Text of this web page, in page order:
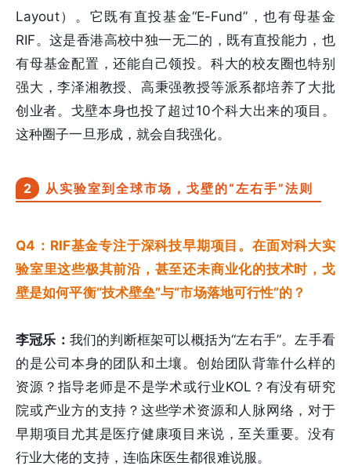
Layout）。它既有直投基金“E-Fund”，也有母基金
RIF。这是香港高校中独一无二的，既有直投能力，也
有母基金配置，还能自己领投。科大的校友圈也特别
强大，李泽湘教授、高秉强教授等派系都培养了大批
创业者。戈壁本身也投了超过10个科大出来的项目。
这种圈子一旦形成，就会自我强化。
2 从实验室到全球市场，戈壁的“左右手”法则
Q4：RIF基金专注于深科技早期项目。在面对科大实
验室里这些极其前沿，甚至还未商业化的技术时，戈
壁是如何平衡“技术壁垒”与“市场落地可行性”的？
李冠乐： 我们的判断框架可以概括为“左右手”。左手看
的是公司本身的团队和土壤。创始团队背靠什么样的
资源？指导老师是不是学术或行业KOL？有没有研究
院或产业方的支持？这些学术资源和人脉网络，对于
早期项目尤其是医疗健康项目来说，至关重要。没有
行业大佬的支持，连临床医生都很难说服。